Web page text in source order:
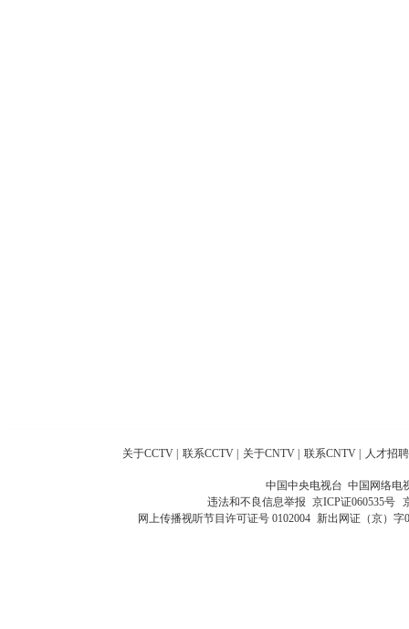
关于CCTV 联系CCTV 关于CNTV 联系CNTV 人才招聘
中国中央电视台 中国网络电
违法和不良信息举报 京ICP证060535号
网上传播视听节目许可证号 0102004 新出网证（京）